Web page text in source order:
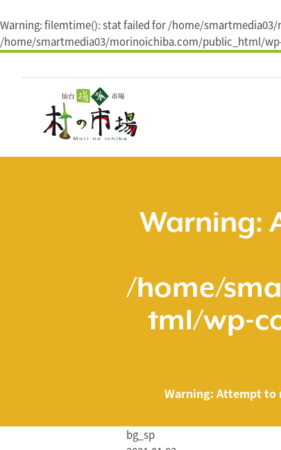
Warning: filemtime(): stat failed for /home/
/home/smartmedia03/morinoichiba.com/public_html/
ス
Warning:
/home/
tml/wp-
Warning: Attempt to
bg_sp